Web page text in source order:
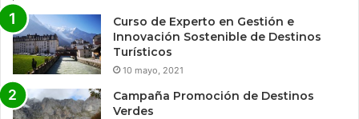
Curso de Experto en Gestión e
Innovación Sostenible de Destinos
Turísticos
10 mayo, 2021
Campaña Promoción de Destinos
Verdes